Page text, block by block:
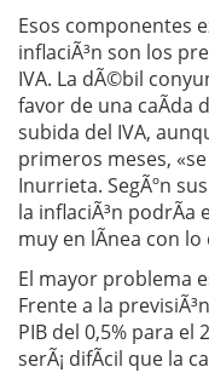
Esos componentes
inflaciÃ³n son los
IVA. La dÃ©bil
favor de una caÃ­da
subida del IVA,
primeros meses,
Inurrieta. SegÃºn
la inflaciÃ³n podrÃ­a
muy en lÃ­nea con lo
El mayor problema
Frente a la
PIB del 0,5% para
serÃ¡ difÃ­cil que la